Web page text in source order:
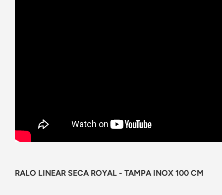
RALO LINEAR SECA ROYAL - TAMPA INOX 100 CM